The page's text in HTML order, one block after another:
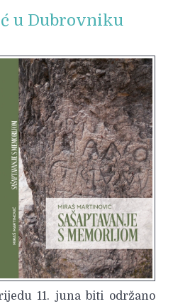
u Dubrovniku
11. juna biti održano